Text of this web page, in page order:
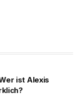
ist Alexis